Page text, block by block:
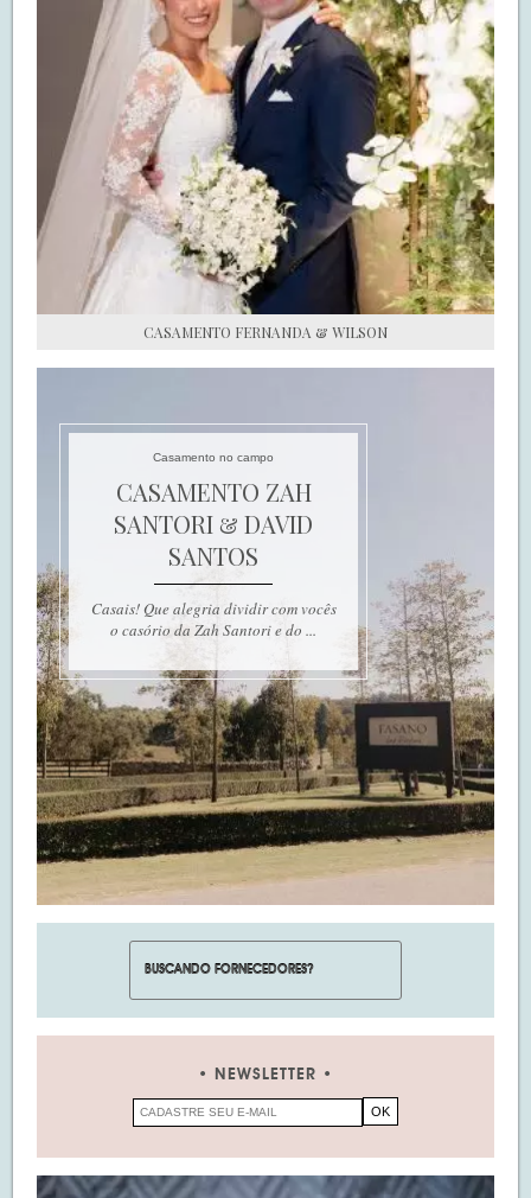
CASAMENTO FERNANDA & WILSON
Casamento no campo
CASAMENTO ZAH
SANTORI & DAVID
SANTOS
Casais! Que alegria dividir com vocês
o casório da Zah Santori e do ...
NEWSLETTER